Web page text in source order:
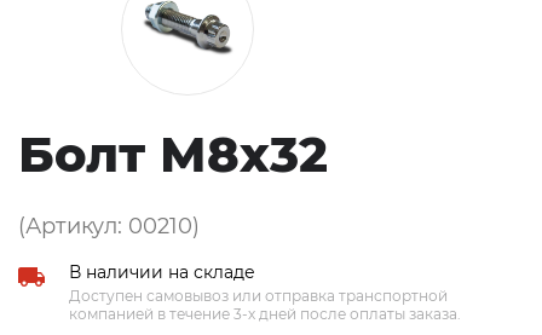
Болт М8x32
(Артикул: 00210)
В наличии на складе
Доступен самовывоз или отправка транспортной
компанией в течение 3-х дней после оплаты заказа.